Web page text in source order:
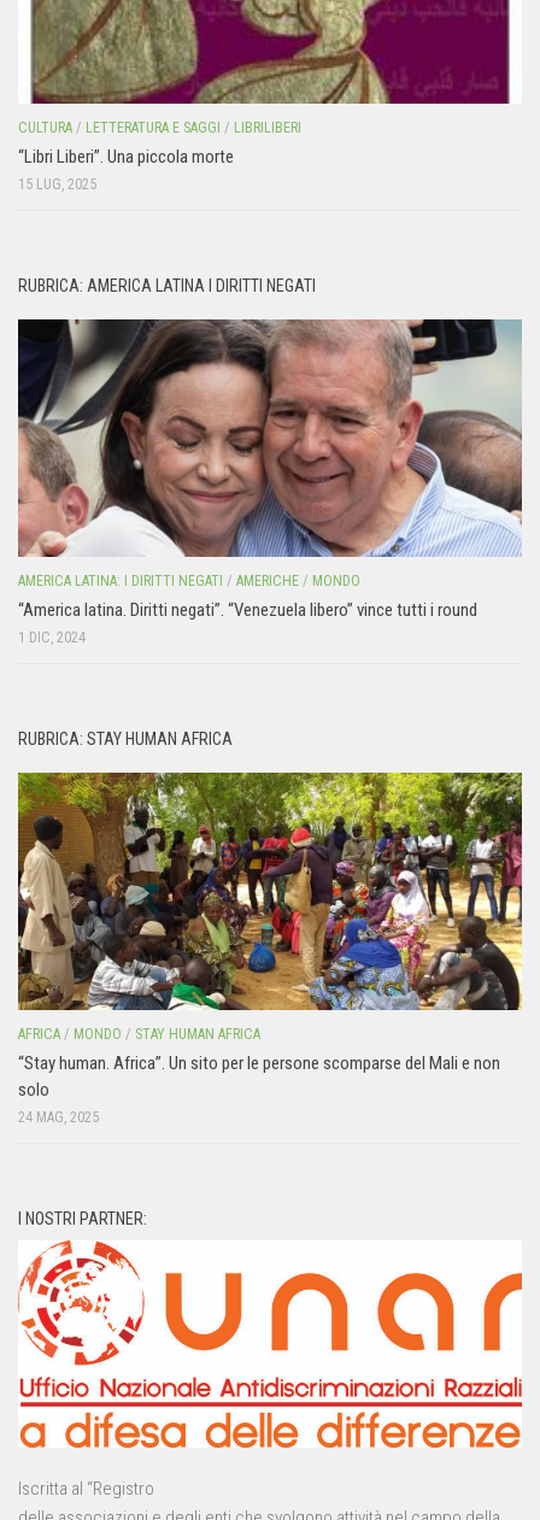
CULTURA / LETTERATURA E SAGGI / LIBRILIBERI
“Libri Liberi”. Una piccola morte
15 LUG, 2025
RUBRICA: AMERICA LATINA I DIRITTI NEGATI
AMERICA LATINA: I DIRITTI NEGATI / AMERICHE / MONDO
“America latina. Diritti negati”. “Venezuela libero” vince tutti i round
1 DIC, 2024
RUBRICA: STAY HUMAN AFRICA
AFRICA / MONDO / STAY HUMAN AFRICA
“Stay human. Africa”. Un sito per le persone scomparse del Mali e non
solo
24 MAG, 2025
I NOSTRI PARTNER:
Iscritta al “Registro